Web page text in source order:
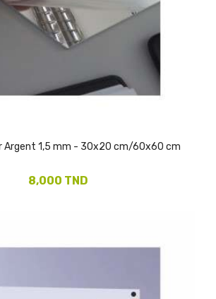
Argent 1,5 mm - 30x20 cm/60x60 cm
8,000 TND